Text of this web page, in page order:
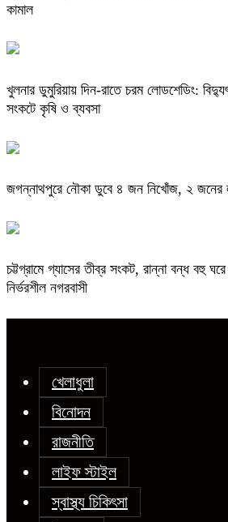
কামাল
খুলনার ডুমুরিয়ায় দিন-রাতে চরম লোডশেডিং:
সংকটে কৃষি ও ব্যবসা
জগন্নাথপুরে নৌকা ডুবে ৪ জন নিখোঁজ, ২ জনের
চট্টগ্রামে গ্যাসের তীব্র সংকট, রান্না বন্ধ বহু
নির্ভরশীল নগরবাসী
খেলাধুলা
বিনোদন
রাজনীতি
লাইফ স্টাইল
স্বাস্থ্য চিকিৎসা